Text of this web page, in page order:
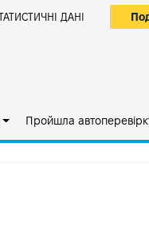
ДАНІ
Пройшла